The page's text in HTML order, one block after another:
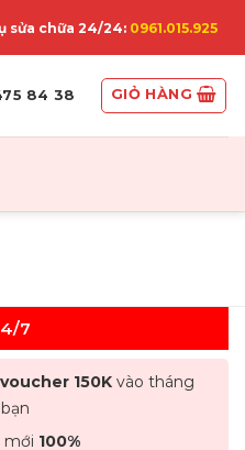
sửa chữa 24/24: 0961.015.925
84 38 GIỎ HÀNG
7
voucher 150Kvào tháng
100%